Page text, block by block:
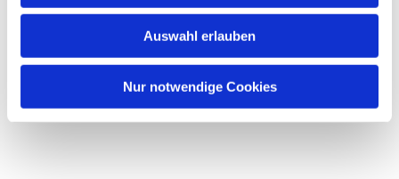
Auswahl erlauben
Nur notwendige Cookies